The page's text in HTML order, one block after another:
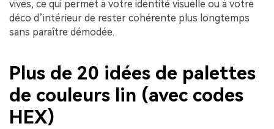
vives, ce qui permet à votre identité visuelle ou à votre
déco d’intérieur de rester cohérente plus longtemps
sans paraître démodée.
Plus de 20 idées de palettes
de couleurs lin (avec codes
HEX)